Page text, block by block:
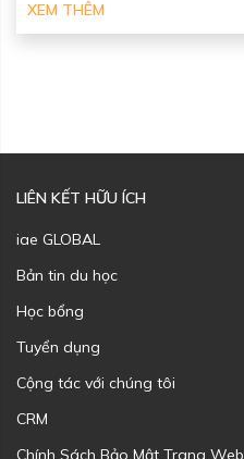
XEM THÊM
LIÊN KẾT HỮU ÍCH
iae GLOBAL
Bản tin du học
Học bổng
Tuyển dụng
Cộng tác với chúng tôi
CRM